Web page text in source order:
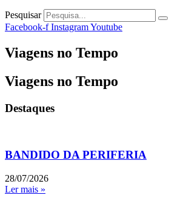
Pesquisar
Facebook-f InstagramYoutube
Viagens no Tempo
Viagens no Tempo
Destaques
BANDIDO DA PERIFERIA
28/07/2026
Ler mais »